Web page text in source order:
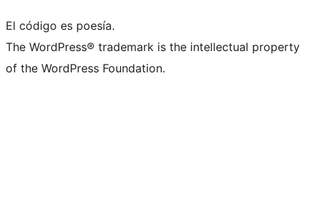
El código es poesía.
The WordPress® trademark is the intellectual property
of the WordPress Foundation.